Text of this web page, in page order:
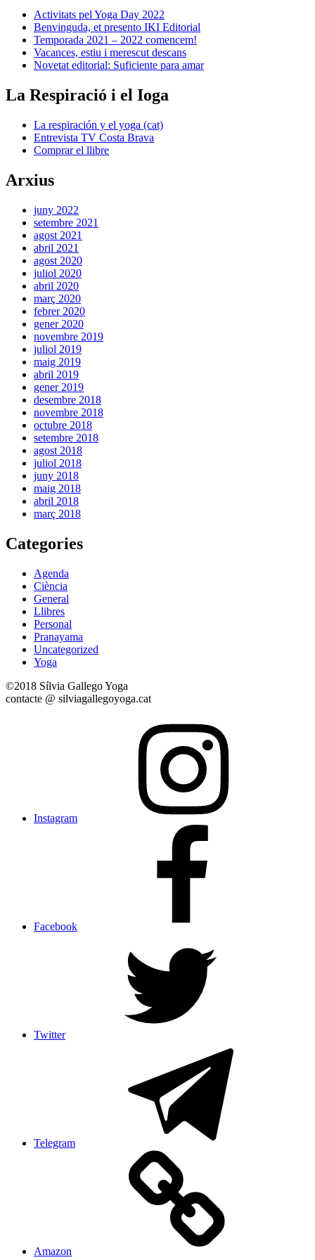
Activitats pel Yoga Day 2022
Benvinguda, et presento IKI Editorial
Temporada 2021 – 2022 comencem!
Vacances, estiu i merescut descans
Novetat editorial: Suficiente para amar
La Respiració i el Ioga
La respiración y el yoga (cat)
Entrevista TV Costa Brava
Comprar el llibre
Arxius
juny 2022
setembre 2021
agost 2021
abril 2021
agost 2020
juliol 2020
abril 2020
març 2020
febrer 2020
gener 2020
novembre 2019
juliol 2019
maig 2019
abril 2019
gener 2019
desembre 2018
novembre 2018
octubre 2018
setembre 2018
agost 2018
juliol 2018
juny 2018
maig 2018
abril 2018
març 2018
Categories
Agenda
Ciència
General
Llibres
Personal
Pranayama
Uncategorized
Yoga
©2018 Sílvia Gallego Yoga
contacte @ silviagallegoyoga.cat
Instagram
Facebook
Twitter
Telegram
Amazon